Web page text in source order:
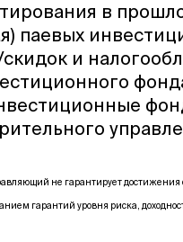
в
паевых
и
не гарантирует достижения
гарантий уровня риска,